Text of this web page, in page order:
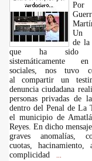
Por
​Un
de la
que ha sido
sistemáticamente
sociales, nos tuvo
al compartir un
denuncia ciudadana
personas privadas de
dentro del Penal de La
el municipio de
Reyes. En dicho
graves anomalías,
cuotas, hacinamiento,
complicidad